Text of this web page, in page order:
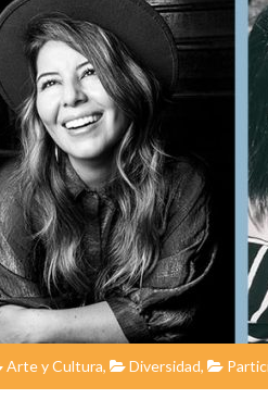
Arte y Cultura, Diversidad,